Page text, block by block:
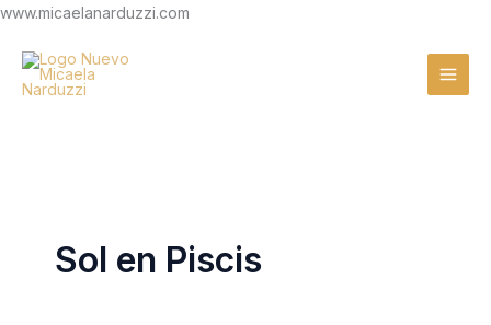
www.micaelanarduzzi.com
Sol en Piscis